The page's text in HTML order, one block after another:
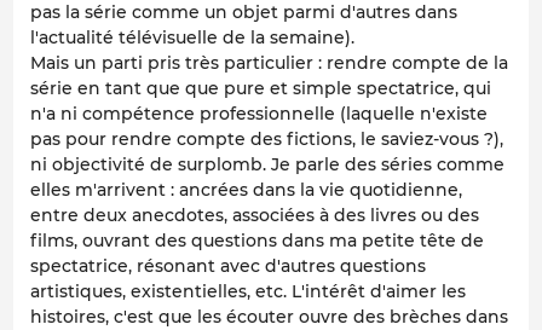
pas la série comme un objet parmi d'autres dans
l'actualité télévisuelle de la semaine).
Mais un parti pris très particulier : rendre compte de la
série en tant que que pure et simple spectatrice, qui
n'a ni compétence professionnelle (laquelle n'existe
pas pour rendre compte des fictions, le saviez-vous ?),
ni objectivité de surplomb. Je parle des séries comme
elles m'arrivent : ancrées dans la vie quotidienne,
entre deux anecdotes, associées à des livres ou des
films, ouvrant des questions dans ma petite tête de
spectatrice, résonant avec d'autres questions
artistiques, existentielles, etc. L'intérêt d'aimer les
histoires, c'est que les écouter ouvre des brèches dans